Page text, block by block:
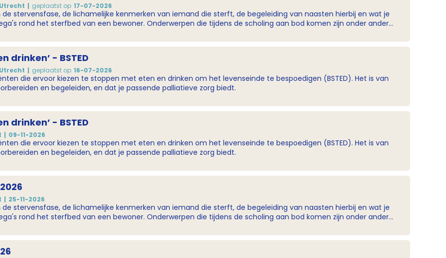
de Vechtstreek, Breukelen
28 oktober 2026 - scholing Stervensfase Locatie: Accolade, locatie de
Inloop vanaf 13.15, scholing van 13.30-16.15 (incl. korte pauze)
geplaatst op 17-07-2026
stervensfase, de lichamelijke kenmerken van iemand die sterft, de begeleiding van naasten hierbij en wat je
die tijdens de scholing aan bod komen zijn onder andere:
samen rond het stervensproces van een bewoner of cliënt? Wat kun je zeggen tegen naasten die
drinken’ - BSTED
geplaatst op 16-07-2026
die ervoor kiezen te stoppen met eten en drinken om het levenseinde te bespoedigen (BSTED). Het is van
en begeleiden, en dat je passende palliatieve zorg biedt.
drinken’ - BSTED
09-11-2026
die ervoor kiezen te stoppen met eten en drinken om het levenseinde te bespoedigen (BSTED). Het is van
en begeleiden, en dat je passende palliatieve zorg biedt.
25-11-2026
stervensfase, de lichamelijke kenmerken van iemand die sterft, de begeleiding van naasten hierbij en wat je
die tijdens de scholing aan bod komen zijn onder andere:
samen rond het stervensproces van een bewoner of cliënt? Wat kun je zeggen tegen naasten die